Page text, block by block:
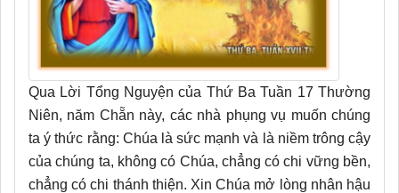
Qua Lời Tổng Nguyện của Thứ Ba Tuần 17 Thường
Niên, năm Chẵn này, các nhà phụng vụ muốn chúng
ta ý thức rằng: Chúa là sức mạnh và là niềm trông cậy
của chúng ta, không có Chúa, chẳng có chi vững bền,
chẳng có chi thánh thiện. Xin Chúa mở lòng nhân hậu